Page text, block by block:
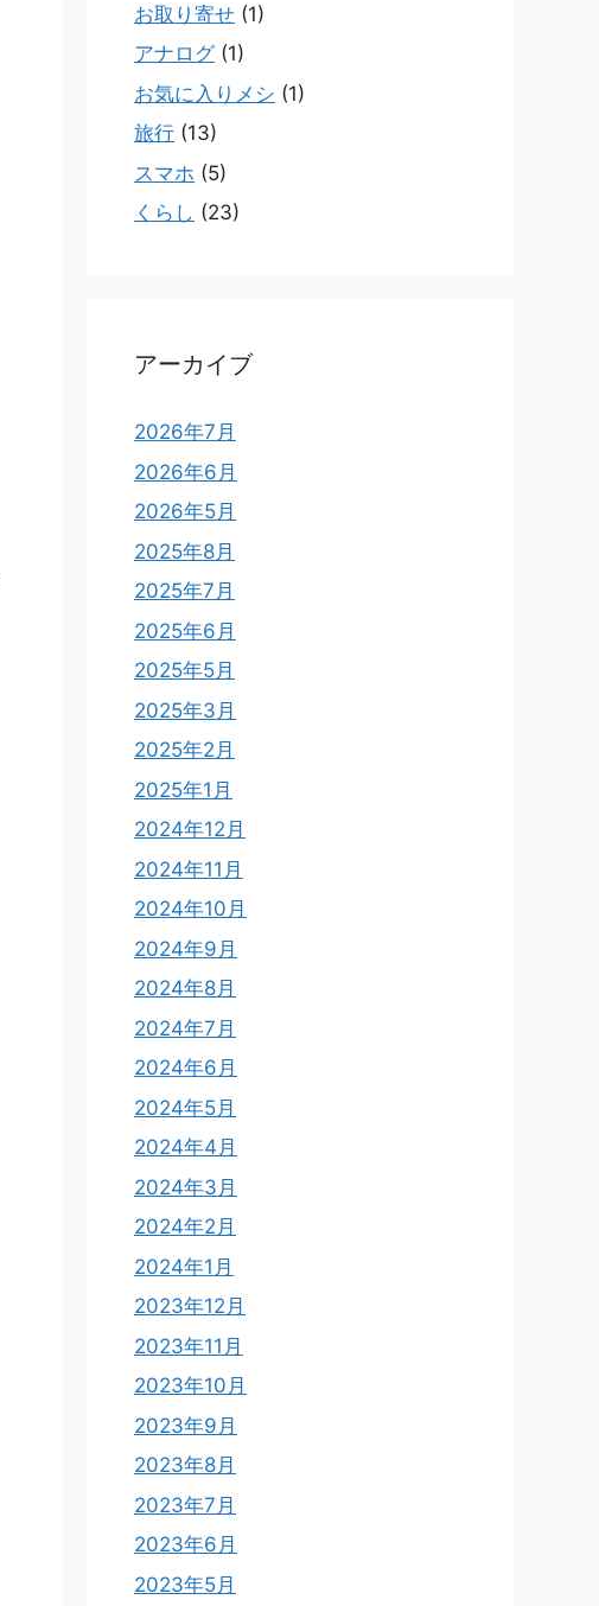
お取り寄せ (1)
アナログ(1)
お気に入りメシ (1)
旅行 (13)
スマホ (5)
くらし (23)
アーカイブ
2026年7月
2026年6月
2026年5月
2025年8月
2025年7月
2025年6月
2025年5月
2025年3月
2025年2月
2025年1月
2024年12月
2024年11月
2024年10月
2024年9月
2024年8月
2024年7月
2024年6月
2024年5月
2024年4月
2024年3月
2024年2月
2024年1月
2023年12月
2023年11月
2023年10月
2023年9月
2023年8月
2023年7月
2023年6月
2023年5月